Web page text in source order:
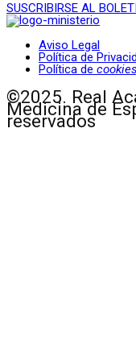
SUSCRIBIRSE AL
Aviso Legal
Política de
Política de cookies
©2025. Real
Medicina de
reservados